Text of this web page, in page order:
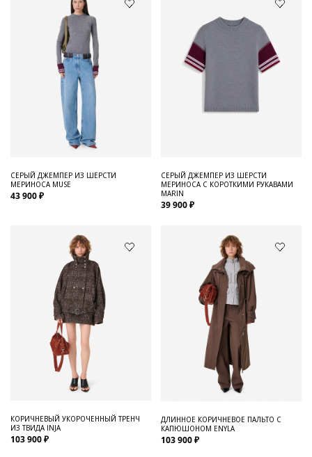
СЕРЫЙ ДЖЕМПЕР ИЗ ШЕРСТИ
МЕРИНОСА MUSE
43 900 ₽
СЕРЫЙ ДЖЕМПЕР ИЗ ШЕРСТИ
МЕРИНОСА С КОРОТКИМИ РУКАВАМИ
MARIN
39 900 ₽
КОРИЧНЕВЫЙ УКОРОЧЕННЫЙ ТРЕНЧ
ИЗ ТВИДА INJA
103 900 ₽
ДЛИННОЕ КОРИЧНЕВОЕ ПАЛЬТО С
КАПЮШОНОМ ENYLA
103 900 ₽